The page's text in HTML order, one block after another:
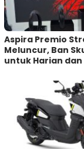
Aspira Premio
Meluncur, Ban
untuk Harian